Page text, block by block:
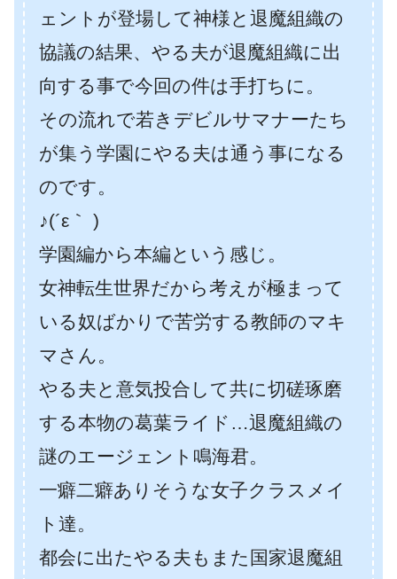
ェントが登場して神様と退魔組織の
協議の結果、やる夫が退魔組織に出
向する事で今回の件は手打ちに。
その流れで若きデビルサマナーたち
が集う学園にやる夫は通う事になる
のです。
♪(´ε｀ )
学園編から本編という感じ。
女神転生世界だから考えが極まって
いる奴ばかりで苦労する教師のマキ
マさん。
やる夫と意気投合して共に切磋琢磨
する本物の葛葉ライド…退魔組織の
謎のエージェント鳴海君。
一癖二癖ありそうな女子クラスメイ
ト達。
都会に出たやる夫もまた国家退魔組